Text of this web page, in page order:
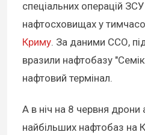
спеціальних операцій
нафтосховищах у
Криму. За даними ССО,
вразили нафтобазу
нафтовий термінал.
А в ніч на 8 червня дрони
найбільших нафтобаз на